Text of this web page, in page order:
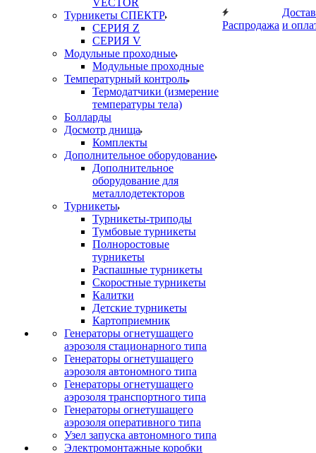
VECTOR
Турникеты СПЕКТР
СЕРИЯ Z
СЕРИЯ V
Модульные проходные
Модульные проходные
Температурный контроль
Термодатчики (измерение
температуры тела)
Болларды
Досмотр днища
Комплекты
Дополнительное оборудование
Дополнительное
оборудование для
металлодетекторов
Турникеты
Турникеты-триподы
Тумбовые турникеты
Полноростовые
турникеты
Распашные турникеты
Скоростные турникеты
Калитки
Детские турникеты
Картоприемник
Генераторы огнетушащего
аэрозоля стационарного типа
Генераторы огнетушащего
аэрозоля автономного типа
Генераторы огнетушащего
аэрозоля транспортного типа
Генераторы огнетушащего
аэрозоля оперативного типа
Узел запуска автономного типа
Электромонтажные коробки
Распродажа и